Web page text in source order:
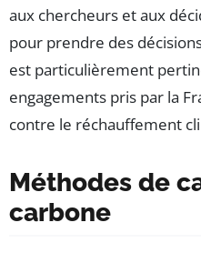
aux chercheurs et aux
pour prendre des
est particulièrement
engagements pris par la
contre le réchauffement
Méthodes de
carbone